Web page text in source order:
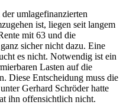
umlagefinanzierten
ist, liegen seit langem
mit 63 und die
sicher nicht dazu. Eine
es nicht. Notwendig ist ein
Lasten auf die
Diese Entscheidung muss die
Gerhard Schröder hatte
ihn offensichtlich nicht.